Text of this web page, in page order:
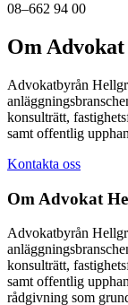
08–662 94 00
Om
Advokatbyrån
konsulträtt,
samt offentlig
Kontakta oss
Om Advokat
Advokatbyrån
konsulträtt,
samt offentlig
rådgivning som